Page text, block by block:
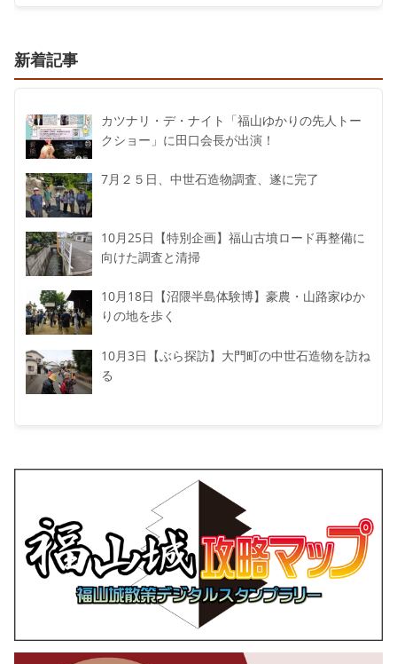
新着記事
カツナリ・デ・ナイト「福山ゆかりの先人トー
クショー」に田口会長が出演！
7月２５日、中世石造物調査、遂に完了
10月25日【特別企画】福山古墳ロード再整備に
向けた調査と清掃
10月18日【沼隈半島体験博】豪農・山路家ゆか
りの地を歩く
10月3日【ぶら探訪】大門町の中世石造物を訪ね
る